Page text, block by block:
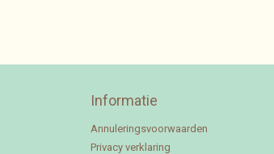
Informatie
Annuleringsvoorwaarden
Privacy verklaring